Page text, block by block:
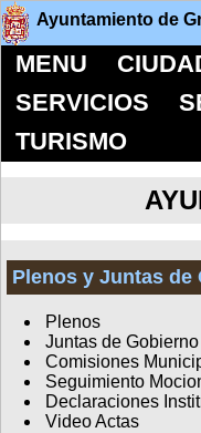
Ayuntamiento de
MENU
SERVICIOS
TURISMO
Plenos y Juntas de
Plenos
Juntas de Gobierno
Comisiones
Seguimiento
Declaraciones
Video Actas